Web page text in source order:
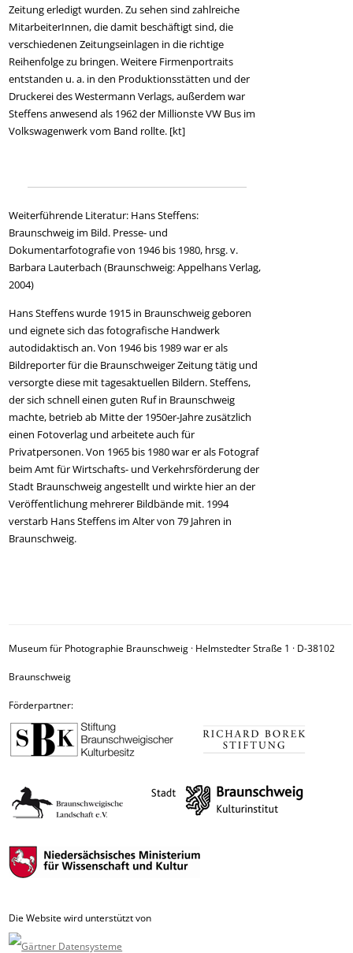
Zeitung erledigt wurden. Zu sehen sind zahlreiche
MitarbeiterInnen, die damit beschäftigt sind, die
verschiedenen Zeitungseinlagen in die richtige
Reihenfolge zu bringen. Weitere Firmenportraits
entstanden u. a. in den Produktionsstätten und der
Druckerei des Westermann Verlags, außerdem war
Steffens anwesend als 1962 der Millionste VW Bus im
Volkswagenwerk vom Band rollte. [kt]
Weiterführende Literatur: Hans Steffens:
Braunschweig im Bild. Presse- und
Dokumentarfotografie von 1946 bis 1980, hrsg. v.
Barbara Lauterbach (Braunschweig: Appelhans Verlag,
2004)
Hans Steffens wurde 1915 in Braunschweig geboren
und eignete sich das fotografische Handwerk
autodidaktisch an. Von 1946 bis 1989 war er als
Bildreporter für die Braunschweiger Zeitung tätig und
versorgte diese mit tagesaktuellen Bildern. Steffens,
der sich schnell einen guten Ruf in Braunschweig
machte, betrieb ab Mitte der 1950er-Jahre zusätzlich
einen Fotoverlag und arbeitete auch für
Privatpersonen. Von 1965 bis 1980 war er als Fotograf
beim Amt für Wirtschafts- und Verkehrsförderung der
Stadt Braunschweig angestellt und wirkte hier an der
Veröffentlichung mehrerer Bildbände mit. 1994
verstarb Hans Steffens im Alter von 79 Jahren in
Braunschweig.
Museum für Photographie Braunschweig · Helmstedter Straße 1 · D-38102
Braunschweig
Förderpartner:
Die Website wird unterstützt von